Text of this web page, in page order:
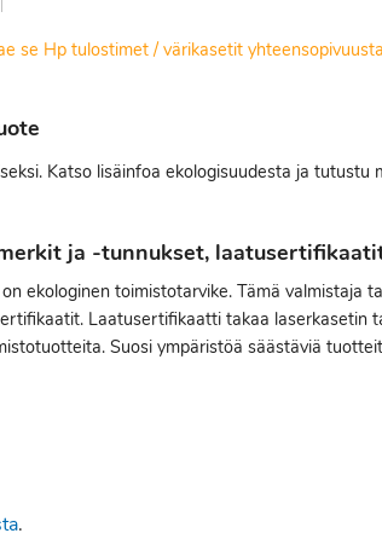
se Hp tulostimet / värikasetit
Katso lisäinfoa ekologisuudesta ja tutustu
ja -tunnukset,
ekologinen toimistotarvike. Tämä valmistaja
Laatusertifikaatti takaa laserkasetin
Suosi ympäristöä säästäviä
.